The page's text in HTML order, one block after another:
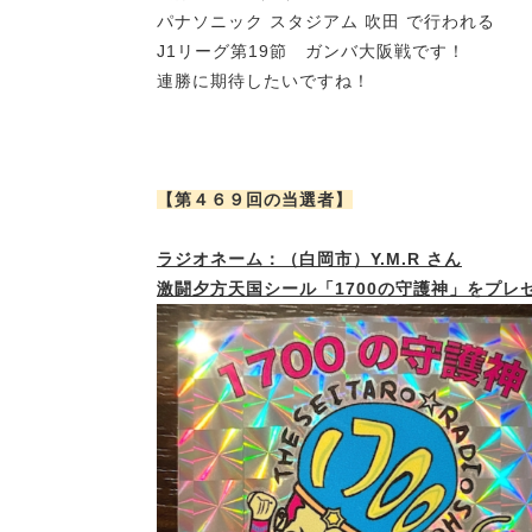
パナソニック スタジアム 吹田 で行われる
J1リーグ第19節 ガンバ大阪戦です！
連勝に期待したいですね！
【第４６９回の当選者】
ラジオネーム：（白岡市）Y.M.R さん
激闘夕方天国シール「1700の守護神」をプレ